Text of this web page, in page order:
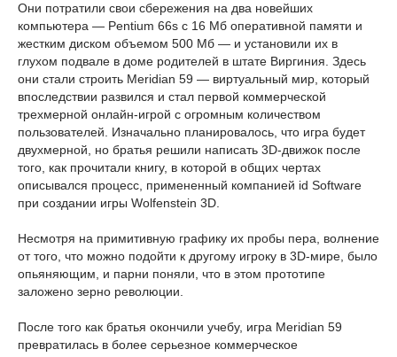
Они потратили свои сбережения на два новейших
компьютера — Pentium 66s с 16 Мб оперативной памяти и
жестким диском объемом 500 Мб — и установили их в
глухом подвале в доме родителей в штате Виргиния. Здесь
они стали строить Meridian 59 — виртуальный мир, который
впоследствии развился и стал первой коммерческой
трехмерной онлайн-игрой с огромным количеством
пользователей. Изначально планировалось, что игра будет
двухмерной, но братья решили написать 3D-движок после
того, как прочитали книгу, в которой в общих чертах
описывался процесс, примененный компанией id Software
при создании игры Wolfenstein 3D.
Несмотря на примитивную графику их пробы пера, волнение
от того, что можно подойти к другому игроку в 3D-мире, было
опьяняющим, и парни поняли, что в этом прототипе
заложено зерно революции.
После того как братья окончили учебу, игра Meridian 59
превратилась в более серьезное коммерческое